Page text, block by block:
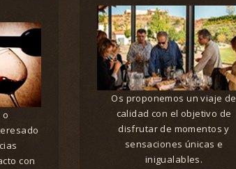
o
con
Os proponemos un viaje de
calidad con el objetivo de
disfrutar de momentos y
sensaciones únicas e
inigualables.